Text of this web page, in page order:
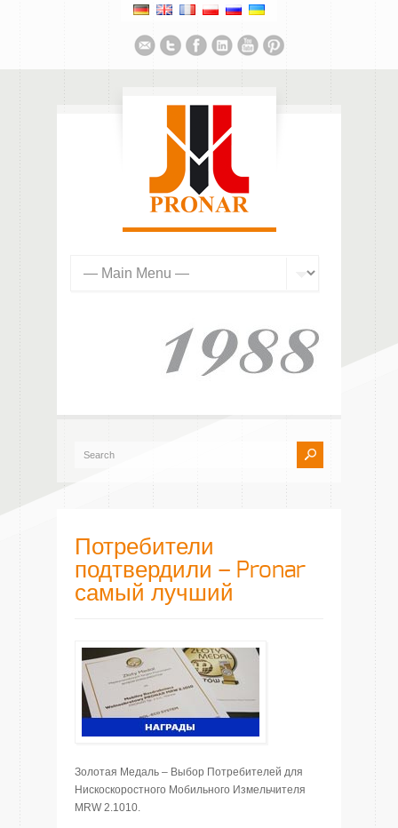
Потребители
подтвердили – Pronar
самый лучший
Золотая Медаль – Выбор Потребителей для
Нискоскоростного Мобильного Измельчителя
MRW 2.1010.